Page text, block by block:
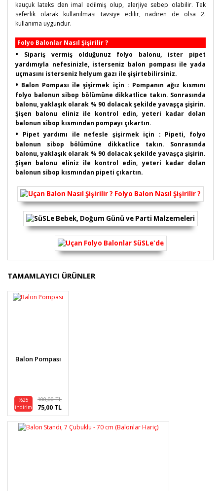
kauçuk lateks den imal edilmiş olup, alerjiye sebep olabilir. Tek
seferlik olarak kullanılması tavsiye edilir, nadiren de olsa 2.
kullanıma uygundur.
Folyo Balonlar Nasıl Şişirilir ?
•
Sipariş vermiş olduğunuz folyo balonu, ister pipet
yardımıyla nefesinizle, isterseniz balon pompası ile yada
uçmasını isterseniz helyum gazı ile şişirtebilirsiniz.
• Balon Pompası ile şişirmek için : Pompanın ağız kısmını
folyo balonun sibop bölümüne dikkatlice takın. Sonrasında
balonu, yaklaşık olarak % 90 dolacak şekilde yavaşça şişirin.
Şişen balonu eliniz ile kontrol edin, yeteri kadar dolan
balonun sibop kısmından pompayı çıkartın.
•
Pipet yardımı ile nefesle şişirmek için : Pipeti, folyo
balonun sibop bölümüne dikkatlice takın. Sonrasında
balonu, yaklaşık olarak % 90 dolacak şekilde yavaşça şişirin.
Şişen balonu eliniz ile kontrol edin, yeteri kadar dolan
balonun sibop kısmından pipeti çıkartın.
Bu ürünün fiyat bilgisi, resim, ürün açıklamalarında ve
diğer konularda yetersiz gördüğünüz noktaları öneri
formunu kullanarak tarafımıza iletebilirsiniz.
Görüş ve önerileriniz için teşekkür ederiz.
Ürün fiyatı diğer sitelerden daha pahalı.
TAMAMLAYICI ÜRÜNLER
Balon Pompası
%25
indirim
100,00 TL
75,00 TL